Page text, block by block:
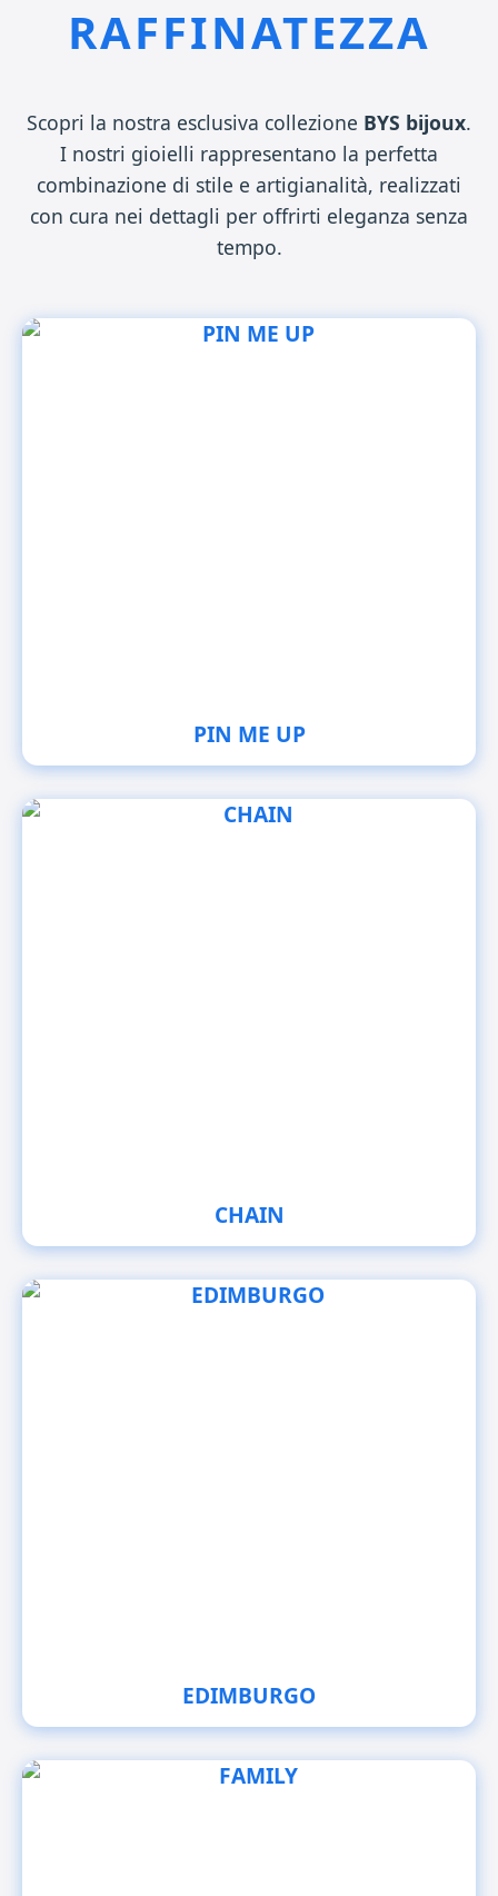
RAFFINATEZZA
Scopri la nostra esclusiva collezione BYS bijoux.
I nostri gioielli rappresentano la perfetta
combinazione di stile e artigianalità, realizzati
con cura nei dettagli per offrirti eleganza senza
tempo.
PIN ME UP
CHAIN
EDIMBURGO